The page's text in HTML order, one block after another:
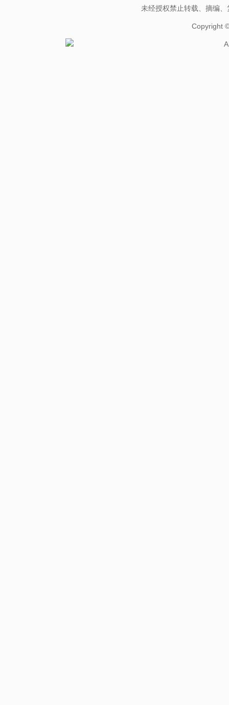
未经授权禁止转载、摘编
Copyright